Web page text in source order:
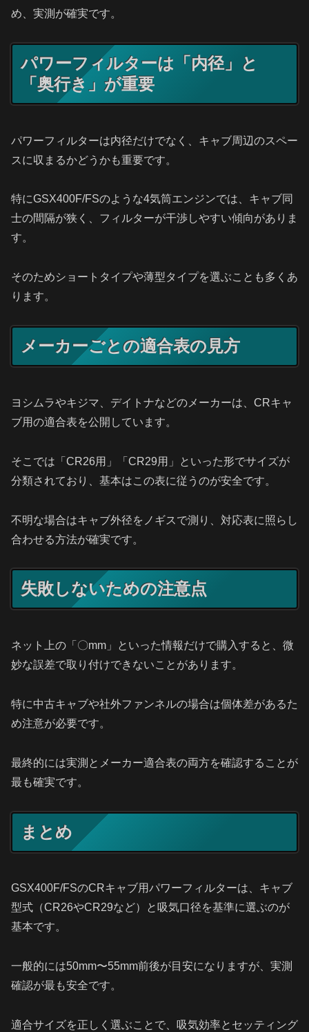
め、実測が確実です。
パワーフィルターは「内径」と
「奥行き」が重要
パワーフィルターは内径だけでなく、キャブ周辺のスペー
スに収まるかどうかも重要です。
特にGSX400F/FSのような4気筒エンジンでは、キャブ同
士の間隔が狭く、フィルターが干渉しやすい傾向がありま
す。
そのためショートタイプや薄型タイプを選ぶことも多くあ
ります。
メーカーごとの適合表の見方
ヨシムラやキジマ、デイトナなどのメーカーは、CRキャ
ブ用の適合表を公開しています。
そこでは「CR26用」「CR29用」といった形でサイズが
分類されており、基本はこの表に従うのが安全です。
不明な場合はキャブ外径をノギスで測り、対応表に照らし
合わせる方法が確実です。
失敗しないための注意点
ネット上の「〇mm」といった情報だけで購入すると、微
妙な誤差で取り付けできないことがあります。
特に中古キャブや社外ファンネルの場合は個体差があるた
め注意が必要です。
最終的には実測とメーカー適合表の両方を確認することが
最も確実です。
まとめ
GSX400F/FSのCRキャブ用パワーフィルターは、キャブ
型式（CR26やCR29など）と吸気口径を基準に選ぶのが
基本です。
一般的には50mm〜55mm前後が目安になりますが、実測
確認が最も安全です。
適合サイズを正しく選ぶことで、吸気効率とセッティング